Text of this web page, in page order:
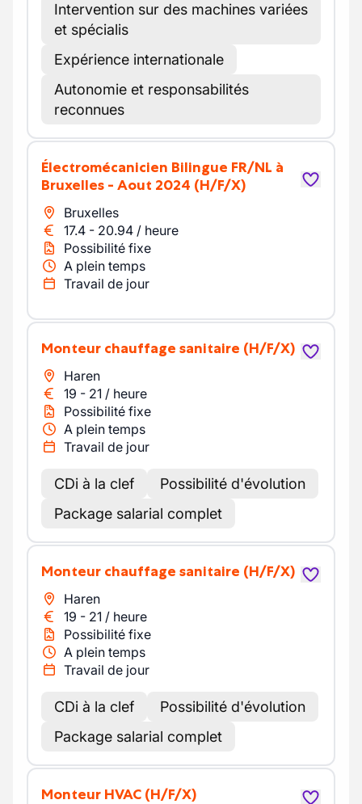
Intervention sur des machines variées
et spécialis
Expérience internationale
Autonomie et responsabilités
reconnues
Électromécanicien Bilingue FR/NL à
Bruxelles - Aout 2024 (H/F/X)
Bruxelles
17.4 - 20.94 / heure
Possibilité fixe
A plein temps
Travail de jour
Monteur chauffage sanitaire (H/F/X)
Haren
19 - 21 / heure
Possibilité fixe
A plein temps
Travail de jour
CDi à la clef
Possibilité d'évolution
Package salarial complet
Monteur chauffage sanitaire (H/F/X)
Haren
19 - 21 / heure
Possibilité fixe
A plein temps
Travail de jour
CDi à la clef
Possibilité d'évolution
Package salarial complet
Monteur HVAC (H/F/X)